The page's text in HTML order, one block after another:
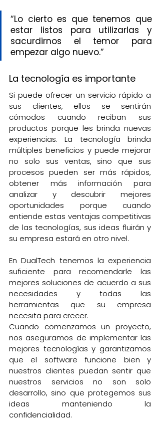
“Lo cierto es que tenemos que
estar listos para utilizarlas y
sacurdirnos el temor para
empezar algo nuevo.”
La tecnología es importante
Si puede ofrecer un servicio rápido a
sus clientes, ellos se sentirán
cómodos cuando reciban sus
productos porque les brinda nuevas
experiencias. La tecnología brinda
múltiples beneficios y puede mejorar
no solo sus ventas, sino que sus
procesos pueden ser más rápidos,
obtener más información para
analizar y descubrir mejores
oportunidades porque cuando
entiende estas ventajas competitivas
de las tecnologías, sus ideas fluirán y
su empresa estará en otro nivel.
En DualTech tenemos la experiencia
suficiente para recomendarle las
mejores soluciones de acuerdo a sus
necesidades y todas las
herramientas que su empresa
necesita para crecer.
Cuando comenzamos un proyecto,
nos aseguramos de implementar las
mejores tecnologías y garantizamos
que el software funcione bien y
nuestros clientes puedan sentir que
nuestros servicios no son solo
desarrollo, sino que protegemos sus
ideas manteniendo la
confidencialidad.